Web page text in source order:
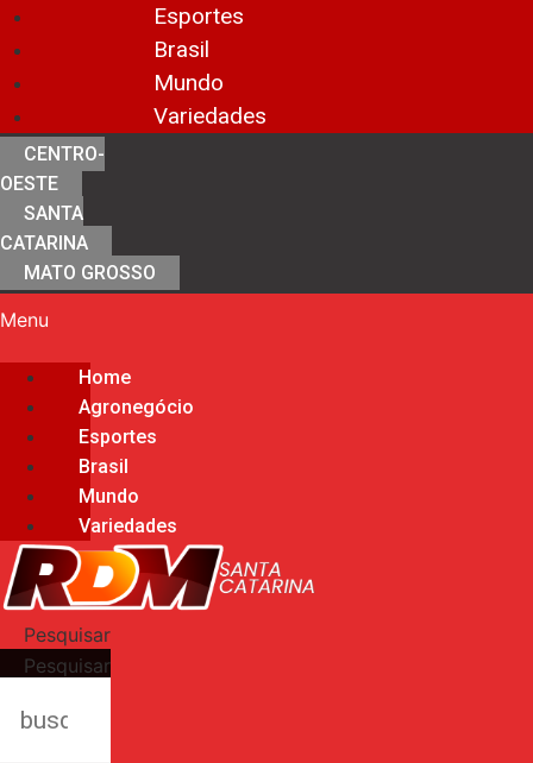
Esportes
Brasil
Mundo
Variedades
CENTRO-
OESTE
SANTA
CATARINA
MATO GROSSO
Menu
Home
Agronegócio
Esportes
Brasil
Mundo
Variedades
Pesquisar
Pesquisar